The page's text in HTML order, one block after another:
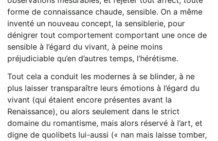
forme de connaissance chaude, sensible. On a même
inventé un nouveau concept, la sensiblerie, pour
dénigrer tout comportement comportant une once de
sensible à l’égard du vivant, à peine moins
préjudiciable qu’en d’autres temps, l’hérétisme.
Tout cela a conduit les modernes à se blinder, à ne
plus laisser transparaître leurs émotions à l’égard du
vivant (qui étaient encore présentes avant la
Renaissance), ou alors seulement dans le strict
domaine du romantisme, mais alors réservé à l’art, et
digne de quolibets lui-aussi (« nan mais laisse tomber,